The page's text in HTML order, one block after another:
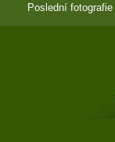
Poslední fotografie